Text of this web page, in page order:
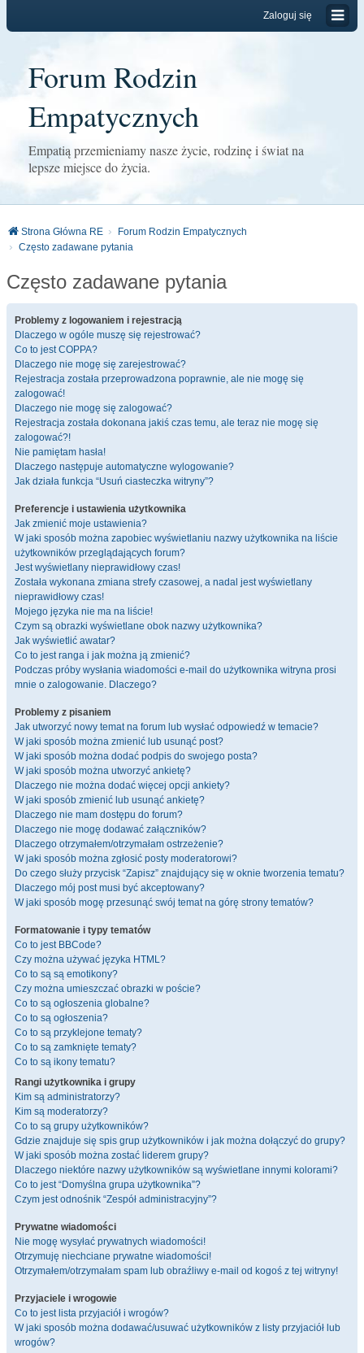
Zaloguj się
Forum Rodzin
Empatycznych
Empatią przemieniamy nasze życie, rodzinę i świat na
lepsze miejsce do życia.
Strona Główna RE
Forum Rodzin Empatycznych
Często zadawane pytania
Często zadawane pytania
Problemy z logowaniem i rejestracją
Dlaczego w ogóle muszę się rejestrować?
Co to jest COPPA?
Dlaczego nie mogę się zarejestrować?
Rejestracja została przeprowadzona poprawnie, ale nie mogę się
zalogować!
Dlaczego nie mogę się zalogować?
Rejestracja została dokonana jakiś czas temu, ale teraz nie mogę się
zalogować?!
Nie pamiętam hasła!
Dlaczego następuje automatyczne wylogowanie?
Jak działa funkcja “Usuń ciasteczka witryny”?
Preferencje i ustawienia użytkownika
Jak zmienić moje ustawienia?
W jaki sposób można zapobiec wyświetlaniu nazwy użytkownika na liście
użytkowników przeglądających forum?
Jest wyświetlany nieprawidłowy czas!
Została wykonana zmiana strefy czasowej, a nadal jest wyświetlany
nieprawidłowy czas!
Mojego języka nie ma na liście!
Czym są obrazki wyświetlane obok nazwy użytkownika?
Jak wyświetlić awatar?
Co to jest ranga i jak można ją zmienić?
Podczas próby wysłania wiadomości e-mail do użytkownika witryna prosi
mnie o zalogowanie. Dlaczego?
Problemy z pisaniem
Jak utworzyć nowy temat na forum lub wysłać odpowiedź w temacie?
W jaki sposób można zmienić lub usunąć post?
W jaki sposób można dodać podpis do swojego posta?
W jaki sposób można utworzyć ankietę?
Dlaczego nie można dodać więcej opcji ankiety?
W jaki sposób zmienić lub usunąć ankietę?
Dlaczego nie mam dostępu do forum?
Dlaczego nie mogę dodawać załączników?
Dlaczego otrzymałem/otrzymałam ostrzeżenie?
W jaki sposób można zgłosić posty moderatorowi?
Do czego służy przycisk “Zapisz” znajdujący się w oknie tworzenia tematu?
Dlaczego mój post musi być akceptowany?
W jaki sposób mogę przesunąć swój temat na górę strony tematów?
Formatowanie i typy tematów
Co to jest BBCode?
Czy można używać języka HTML?
Co to są są emotikony?
Czy można umieszczać obrazki w poście?
Co to są ogłoszenia globalne?
Co to są ogłoszenia?
Co to są przyklejone tematy?
Co to są zamknięte tematy?
Co to są ikony tematu?
Rangi użytkownika i grupy
Kim są administratorzy?
Kim są moderatorzy?
Co to są grupy użytkowników?
Gdzie znajduje się spis grup użytkowników i jak można dołączyć do grupy?
W jaki sposób można zostać liderem grupy?
Dlaczego niektóre nazwy użytkowników są wyświetlane innymi kolorami?
Co to jest “Domyślna grupa użytkownika”?
Czym jest odnośnik “Zespół administracyjny”?
Prywatne wiadomości
Nie mogę wysyłać prywatnych wiadomości!
Otrzymuję niechciane prywatne wiadomości!
Otrzymałem/otrzymałam spam lub obraźliwy e-mail od kogoś z tej witryny!
Przyjaciele i wrogowie
Co to jest lista przyjaciół i wrogów?
W jaki sposób można dodawać/usuwać użytkowników z listy przyjaciół lub
wrogów?